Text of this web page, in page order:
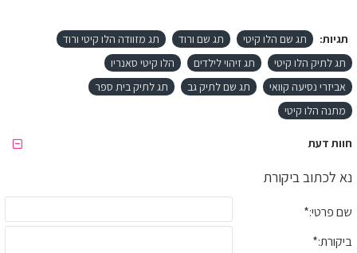
תגיות: תג שם הלו קיטי תג שם ורוד
תג מזוודה הלו קיטי ורוד
תג לתיק הלו קיטי
תג זיהוי לילדים
הלו קיטי סאנריו
אביזרי נסיעה קוואי
תג שם לתיק גב
תג לתיק בית ספר
מתנה הלו קיטי
חוות דעת
נא לכתוב ביקורת
שם פרטי:
ביקורת: